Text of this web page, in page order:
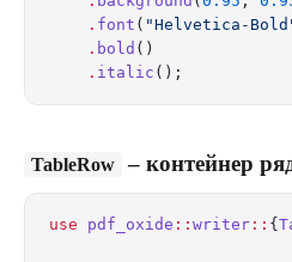
    .
font ( "Helvetica-
    .
bold
    .
italic
TableRow – контейнер
use pdf_oxide :: writer :: {